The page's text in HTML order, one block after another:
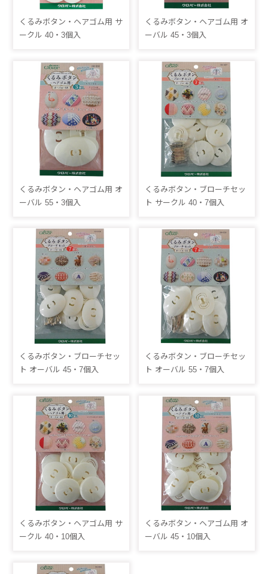
くるみボタン・ヘアゴム用 サ
ークル 40・3個入
くるみボタン・ヘアゴム用 オ
ーバル 45・3個入
くるみボタン・ヘアゴム用 オ
ーバル 55・3個入
くるみボタン・ブローチセッ
ト サークル 40・7個入
くるみボタン・ブローチセッ
ト オーバル 45・7個入
くるみボタン・ブローチセッ
ト オーバル 55・7個入
くるみボタン・ヘアゴム用 サ
ークル 40・10個入
くるみボタン・ヘアゴム用 オ
ーバル 45・10個入